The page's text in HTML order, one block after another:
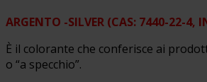
ARGENTO -SILVER (CAS: 7440-22-4,
È il colorante che conferisce ai
o “a specchio”.